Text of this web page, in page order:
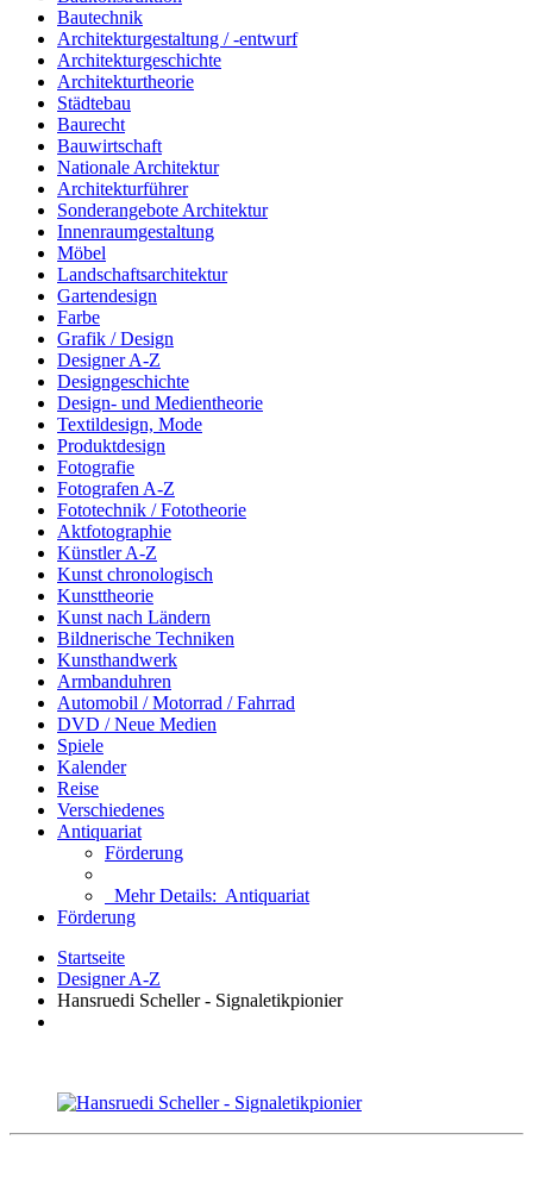
Bautechnik
Architekturgestaltung / -entwurf
Architekturgeschichte
Architekturtheorie
Städtebau
Baurecht
Bauwirtschaft
Nationale Architektur
Architekturführer
Sonderangebote Architektur
Innenraumgestaltung
Möbel
Landschaftsarchitektur
Gartendesign
Farbe
Grafik / Design
Designer A-Z
Designgeschichte
Design- und Medientheorie
Textildesign, Mode
Produktdesign
Fotografie
Fotografen A-Z
Fototechnik / Fototheorie
Aktfotographie
Künstler A-Z
Kunst chronologisch
Kunsttheorie
Kunst nach Ländern
Bildnerische Techniken
Kunsthandwerk
Armbanduhren
Automobil / Motorrad / Fahrrad
DVD / Neue Medien
Spiele
Kalender
Reise
Verschiedenes
Antiquariat
Förderung
Mehr Details: Antiquariat
Förderung
Startseite
Designer A-Z
Hansruedi Scheller - Signaletikpionier